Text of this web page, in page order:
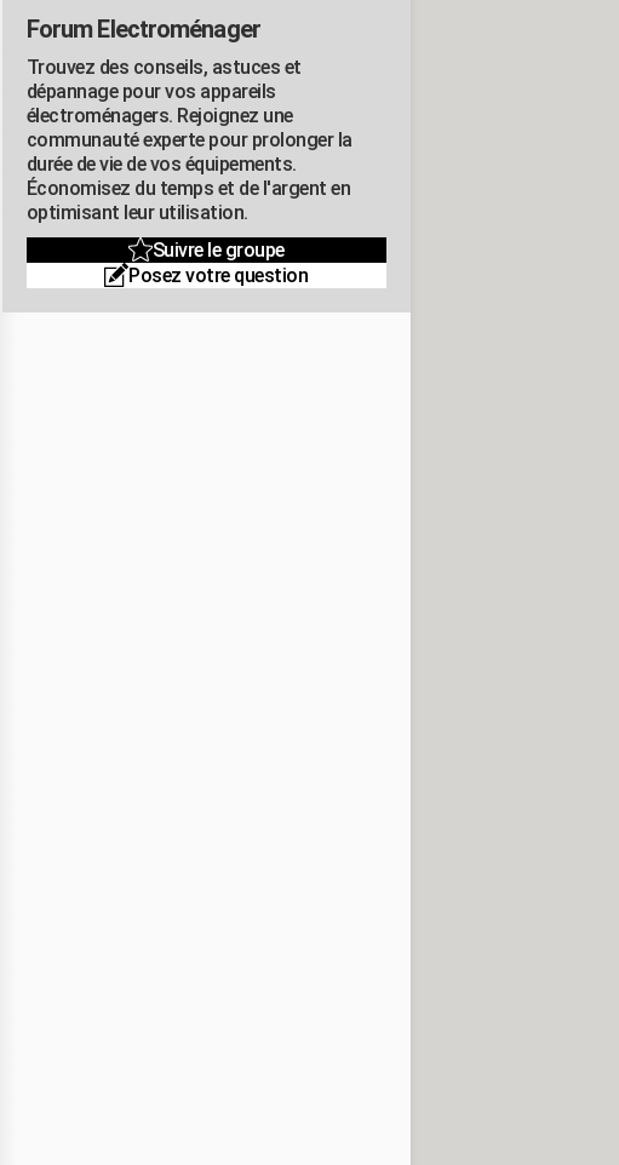
Forum Electroménager
Trouvez des conseils, astuces et
dépannage pour vos appareils
électroménagers. Rejoignez une
communauté experte pour prolonger la
durée de vie de vos équipements.
Économisez du temps et de l'argent en
optimisant leur utilisation.
Suivre le groupe
Posez votre question